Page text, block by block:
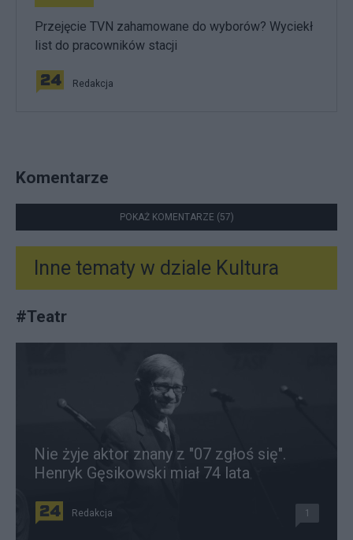
Przejęcie TVN zahamowane do wyborów? Wyciekł
list do pracowników stacji
Redakcja
Komentarze
POKAŻ KOMENTARZE (57)
Inne tematy w dziale Kultura
#Teatr
Nie żyje aktor znany z "07 zgłoś się".
Henryk Gęsikowski miał 74 lata
Redakcja 1